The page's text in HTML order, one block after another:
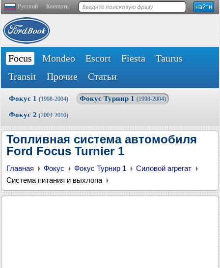
Русский Контакты
Focus Mondeo Escort Fiesta
Taurus
Transit
Прочие Статьи
Фокус 1 (1998-2004) Фокус Турнир 1 (1998-2004)
Фокус 2 (2004-2010)
Топливная система автомобиля
Ford Focus Turnier 1
Главная Фокус Фокус Турнир 1
Силовой агрегат
Система питания и выхлопа